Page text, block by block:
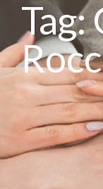
Tag: